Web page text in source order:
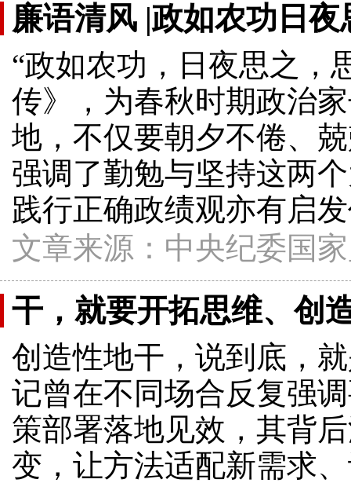
廉语清风 |政如农功日夜
“政如农功，日夜思之，
传》，为春秋时期政治
地，不仅要朝夕不倦、
强调了勤勉与坚持这两
践行正确政绩观亦有启
文章来源：中央纪委国
干，就要开拓思维、创
创造性地干，说到底，
记曾在不同场合反复强
策部署落地见效，其背
变，让方法适配新需求